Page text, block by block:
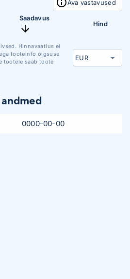
Ava vastavused
Saadavus
Hind
Hinnavaatlus ei
tooteinfo õigsuse
tootele saab toote
0000-00-00